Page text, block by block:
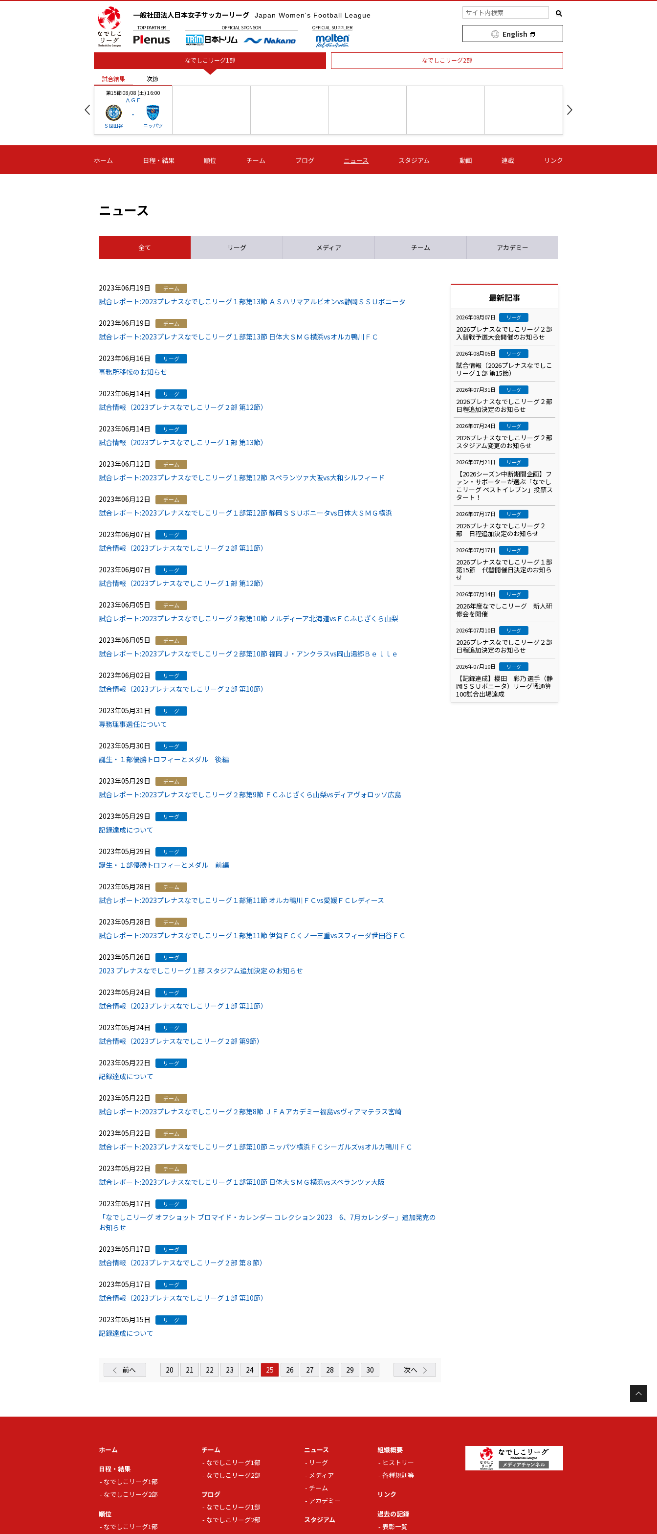
一般社団法人日本女子サッカーリーグ Japan Women's Football League
TOP PARTNER OFFICIAL SPONSOR OFFICIAL SUPPLIER
English
なでしこリーグ1部 なでしこリーグ2部
試合結果 次節
第15節 08/08 (土) 16:00
ＡＧＦ
Ｓ世田谷
-
ニッパツ
-
第16節 09/05 (土) 15:00
ニッパツ
-
第16節 09/05 (土) 15:00
石人の星
-
第16節 09/05 (土) 16:00
ＡＧＦ
-
いちご
-
第16節 09/06 (日) 15:00
-
第16節 09/06 (日) 15:00
- -
試合結果 次節
ホーム 日程・結果 順位 チーム ブログ ニュース スタジアム 動画 連載 リンク
ニュース
全て リーグ メディア チーム アカデミー
2023年06月19日 チーム
試合レポート:2023プレナスなでしこリーグ１部第13節 ＡＳハリマアルビオンvs静岡ＳＳＵボニータ
2023年06月19日 チーム
試合レポート:2023プレナスなでしこリーグ１部第13節 日体大ＳＭＧ横浜vsオルカ鴨川ＦＣ
2023年06月16日 リーグ
事務所移転のお知らせ
2023年06月14日 リーグ
試合情報（2023プレナスなでしこリーグ２部 第12節）
2023年06月14日 リーグ
試合情報（2023プレナスなでしこリーグ１部 第13節）
2023年06月12日 チーム
試合レポート:2023プレナスなでしこリーグ１部第12節 スペランツァ大阪vs大和シルフィード
2023年06月12日 チーム
試合レポート:2023プレナスなでしこリーグ１部第12節 静岡ＳＳＵボニータvs日体大ＳＭＧ横浜
2023年06月07日 リーグ
試合情報（2023プレナスなでしこリーグ２部 第11節）
2023年06月07日 リーグ
試合情報（2023プレナスなでしこリーグ１部 第12節）
2023年06月05日 チーム
試合レポート:2023プレナスなでしこリーグ２部第10節 ノルディーア北海道vsＦＣふじざくら山梨
2023年06月05日 チーム
試合レポート:2023プレナスなでしこリーグ２部第10節 福岡Ｊ・アンクラスvs岡山湯郷Ｂｅｌｌｅ
2023年06月02日 リーグ
試合情報（2023プレナスなでしこリーグ２部 第10節）
2023年05月31日 リーグ
専務理事選任について
2023年05月30日 リーグ
誕生・１部優勝トロフィーとメダル 後編
2023年05月29日 チーム
試合レポート:2023プレナスなでしこリーグ２部第9節 ＦＣふじざくら山梨vsディアヴォロッソ広島
2023年05月29日 リーグ
記録達成について
2023年05月29日 リーグ
誕生・１部優勝トロフィーとメダル 前編
2023年05月28日 チーム
試合レポート:2023プレナスなでしこリーグ１部第11節 オルカ鴨川ＦＣvs愛媛ＦＣレディース
2023年05月28日 チーム
試合レポート:2023プレナスなでしこリーグ１部第11節 伊賀ＦＣくノ一三重vsスフィーダ世田谷ＦＣ
2023年05月26日 リーグ
2023 プレナスなでしこリーグ１部 スタジアム追加決定 のお知らせ
2023年05月24日 リーグ
試合情報（2023プレナスなでしこリーグ１部 第11節）
2023年05月24日 リーグ
試合情報（2023プレナスなでしこリーグ２部 第9節）
2023年05月22日 リーグ
記録達成について
2023年05月22日 チーム
試合レポート:2023プレナスなでしこリーグ２部第8節 ＪＦＡアカデミー福島vsヴィアマテラス宮崎
2023年05月22日 チーム
試合レポート:2023プレナスなでしこリーグ１部第10節 ニッパツ横浜ＦＣシーガルズvsオルカ鴨川ＦＣ
2023年05月22日 チーム
試合レポート:2023プレナスなでしこリーグ１部第10節 日体大ＳＭＧ横浜vsスペランツァ大阪
2023年05月17日 リーグ
「なでしこリーグ オフショット ブロマイド・カレンダー コレクション 2023 6、7月カレンダー」追加発売の
お知らせ
2023年05月17日 リーグ
試合情報（2023プレナスなでしこリーグ２部 第８節）
2023年05月17日 リーグ
試合情報（2023プレナスなでしこリーグ１部 第10節）
2023年05月15日 リーグ
記録達成について
前へ 20 21 22 23 24 25 26 27 28 29 30 次へ
最新記事
2026年08月07日 リーグ
2026プレナスなでしこリーグ２部
入替戦予選大会開催のお知らせ
2026年08月05日 リーグ
試合情報（2026プレナスなでしこ
リーグ１部 第15節）
2026年07月31日 リーグ
2026プレナスなでしこリーグ２部
日程追加決定のお知らせ
2026年07月24日 リーグ
2026プレナスなでしこリーグ２部
スタジアム変更のお知らせ
2026年07月21日 リーグ
【2026シーズン中断期間企画】フ
ァン・サポーターが選ぶ「なでし
こリーグ ベストイレブン」投票ス
タート！
2026年07月17日 リーグ
2026プレナスなでしこリーグ２
部 日程追加決定のお知らせ
2026年07月17日 リーグ
2026プレナスなでしこリーグ１部
第15節 代替開催日決定のお知ら
せ
2026年07月14日 リーグ
2026年度なでしこリーグ 新人研
修会を開催
2026年07月10日 リーグ
2026プレナスなでしこリーグ２部
日程追加決定のお知らせ
2026年07月10日 リーグ
【記録達成】櫻田 彩乃 選手（静
岡ＳＳＵボニータ）リーグ戦通算
100試合出場達成
ホーム
日程・結果
なでしこリーグ1部
なでしこリーグ2部
順位
なでしこリーグ1部
チーム
なでしこリーグ1部
なでしこリーグ2部
ブログ
なでしこリーグ1部
なでしこリーグ2部
ニュース
リーグ
メディア
チーム
アカデミー
スタジアム
組織概要
ヒストリー
各種規則等
リンク
過去の記録
表彰一覧